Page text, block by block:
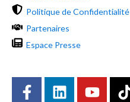
Politique de Confidentialité
Partenaires
Espace Presse